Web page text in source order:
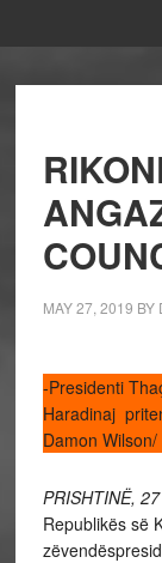
MAY 27, 2019 BY
-Presidenti
Haradinaj
Damon Wilson/
PRISHTINË,
Republikës së